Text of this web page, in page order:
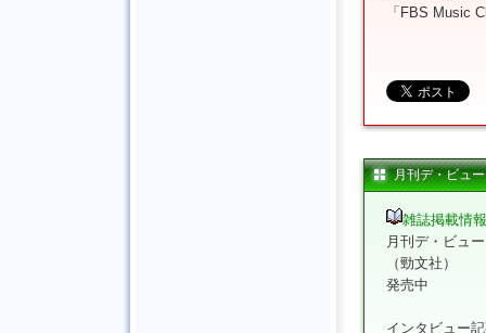
「FBS Music
月刊デ・ビュ
雑誌掲載情報
月刊デ・ビュ
（勁文社）
発売中
インタビュー